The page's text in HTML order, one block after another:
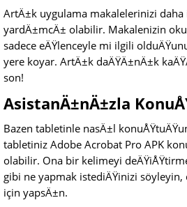
ArtÄ±k uygulama makalelerinizi
yardÄ±mcÄ± olabilir. Makalenizin
sadece eÄŸlenceyle mi ilgili
yere koyar. ArtÄ±k daÄŸÄ±nÄ±k
son!
AsistanÄ±nÄ±zla
Bazen tabletinle nasÄ±l
tabletiniz Adobe Acrobat Pro APK
olabilir. Ona bir kelimeyi
gibi ne yapmak istediÄŸinizi
için yapsÄ±n.